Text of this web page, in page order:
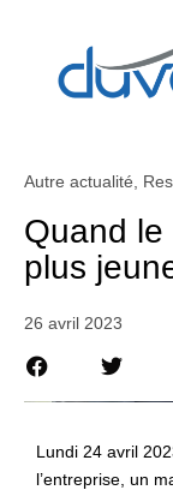
Autre actualité
Quand le
plus
26 avril 2023
Lundi 24 avril
l’entreprise, un